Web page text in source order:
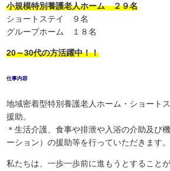
小規模特別養護老人ホーム ２９名
ショートステイ ９名
グループホーム １８名
20～30代の方活躍中！！
仕事内容
地域密着型特別養護老人ホーム・ショート
援助。
＊生活介護、食事や排泄や入浴の介助及
ーション）の援助等を行っていただきます。
私たちは、一歩一歩前に進もうとすること